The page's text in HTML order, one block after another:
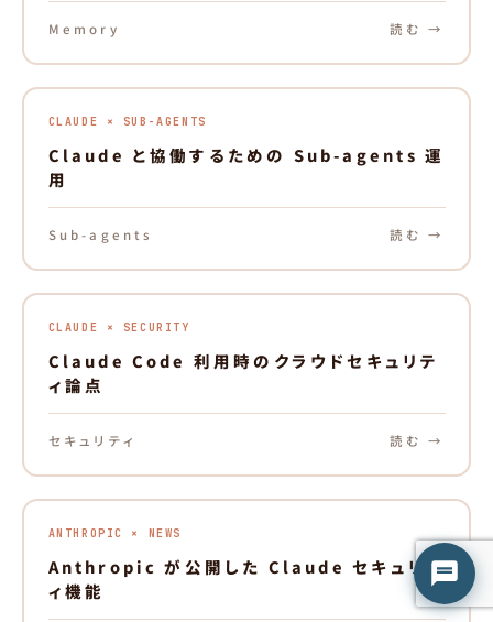
Memory 読む →
CLAUDE × SUB-AGENTS
Claude と協働するための Sub-agents 運
用
Sub-agents 読む →
CLAUDE × SECURITY
Claude Code 利用時のクラウドセキュリテ
ィ論点
セキュリティ 読む →
ANTHROPIC × NEWS
Anthropic が公開した Claude セキュリテ
ィ機能
はてな君
○ 営業時間外（平日 9:00-18:00）